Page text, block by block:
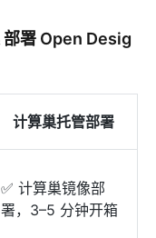
部署 Open Desig
计算巢托管部署
✅ 计算巢镜像部
署，3–5 分钟开箱